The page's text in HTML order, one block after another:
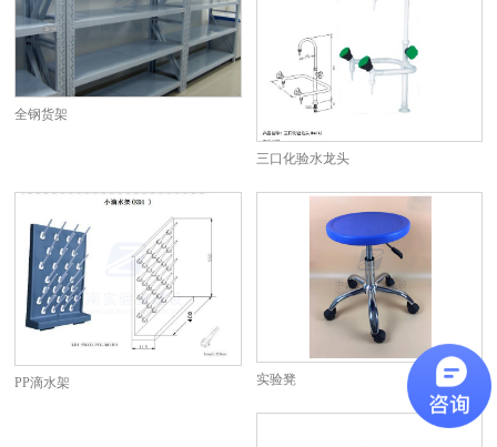
全钢货架
三口化验水龙头
PP滴水架 实验凳